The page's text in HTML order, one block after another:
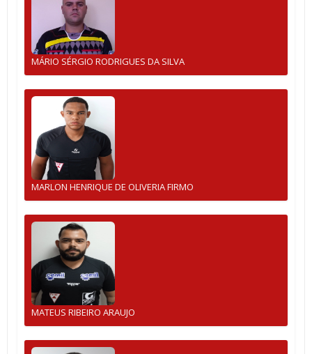
MÁRIO SÉRGIO RODRIGUES DA SILVA
MARLON HENRIQUE DE OLIVERIA FIRMO
MATEUS RIBEIRO ARAUJO